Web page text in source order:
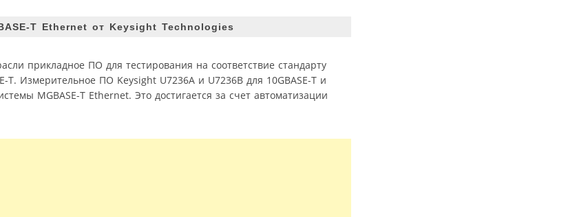
T Ethernet от Keysight Technologies
прикладное ПО для тестирования на соответствие стандарту
Измерительное ПО Keysight U7236A и U7236B для 10GBASE-T и
MGBASE-T Ethernet. Это достигается за счет автоматизации